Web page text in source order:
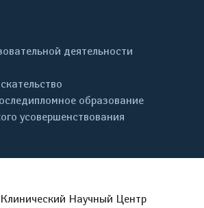
деятельности
образование
усовершенствования
Научный Центр